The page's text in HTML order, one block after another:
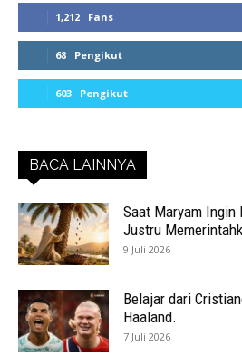
1,212 Fans
68 Pengikut
603 Pengikut
BACA LAINNYA
Saat Maryam Ingin
Justru
9 Juli 2026
Belajar dari
Haaland.
7 Juli 2026